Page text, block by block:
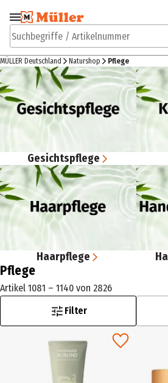
Zur Navigation
springen
Zum
Suchbegriffe / Artikelnummer
MÜLLER Deutschland Naturshop Pflege
Gesichtspflege
Haarpflege
Pflege
Artikel 1081 – 1140 von 2826
Filter